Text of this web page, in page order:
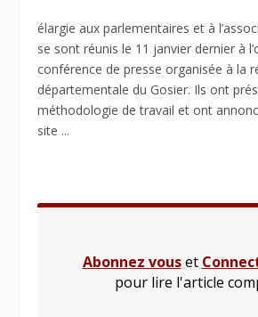
élargie aux parlementaires et à
se sont réunis le 11 janvier dernier à
conférence de presse organisée à la
départementale du Gosier. Ils ont
méthodologie de travail et ont
site ...
Abonnez vouset
pour lire l'article